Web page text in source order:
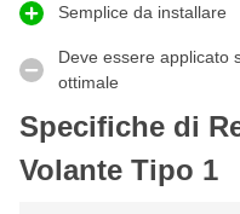
Con questacopertura del
dai agli interni un upgrade
Red Bull Oracle Racing.
Caratteristiche della
Semplice da installare
Deve essere applicato
ottimale
Specifiche di
Volante Tipo 1